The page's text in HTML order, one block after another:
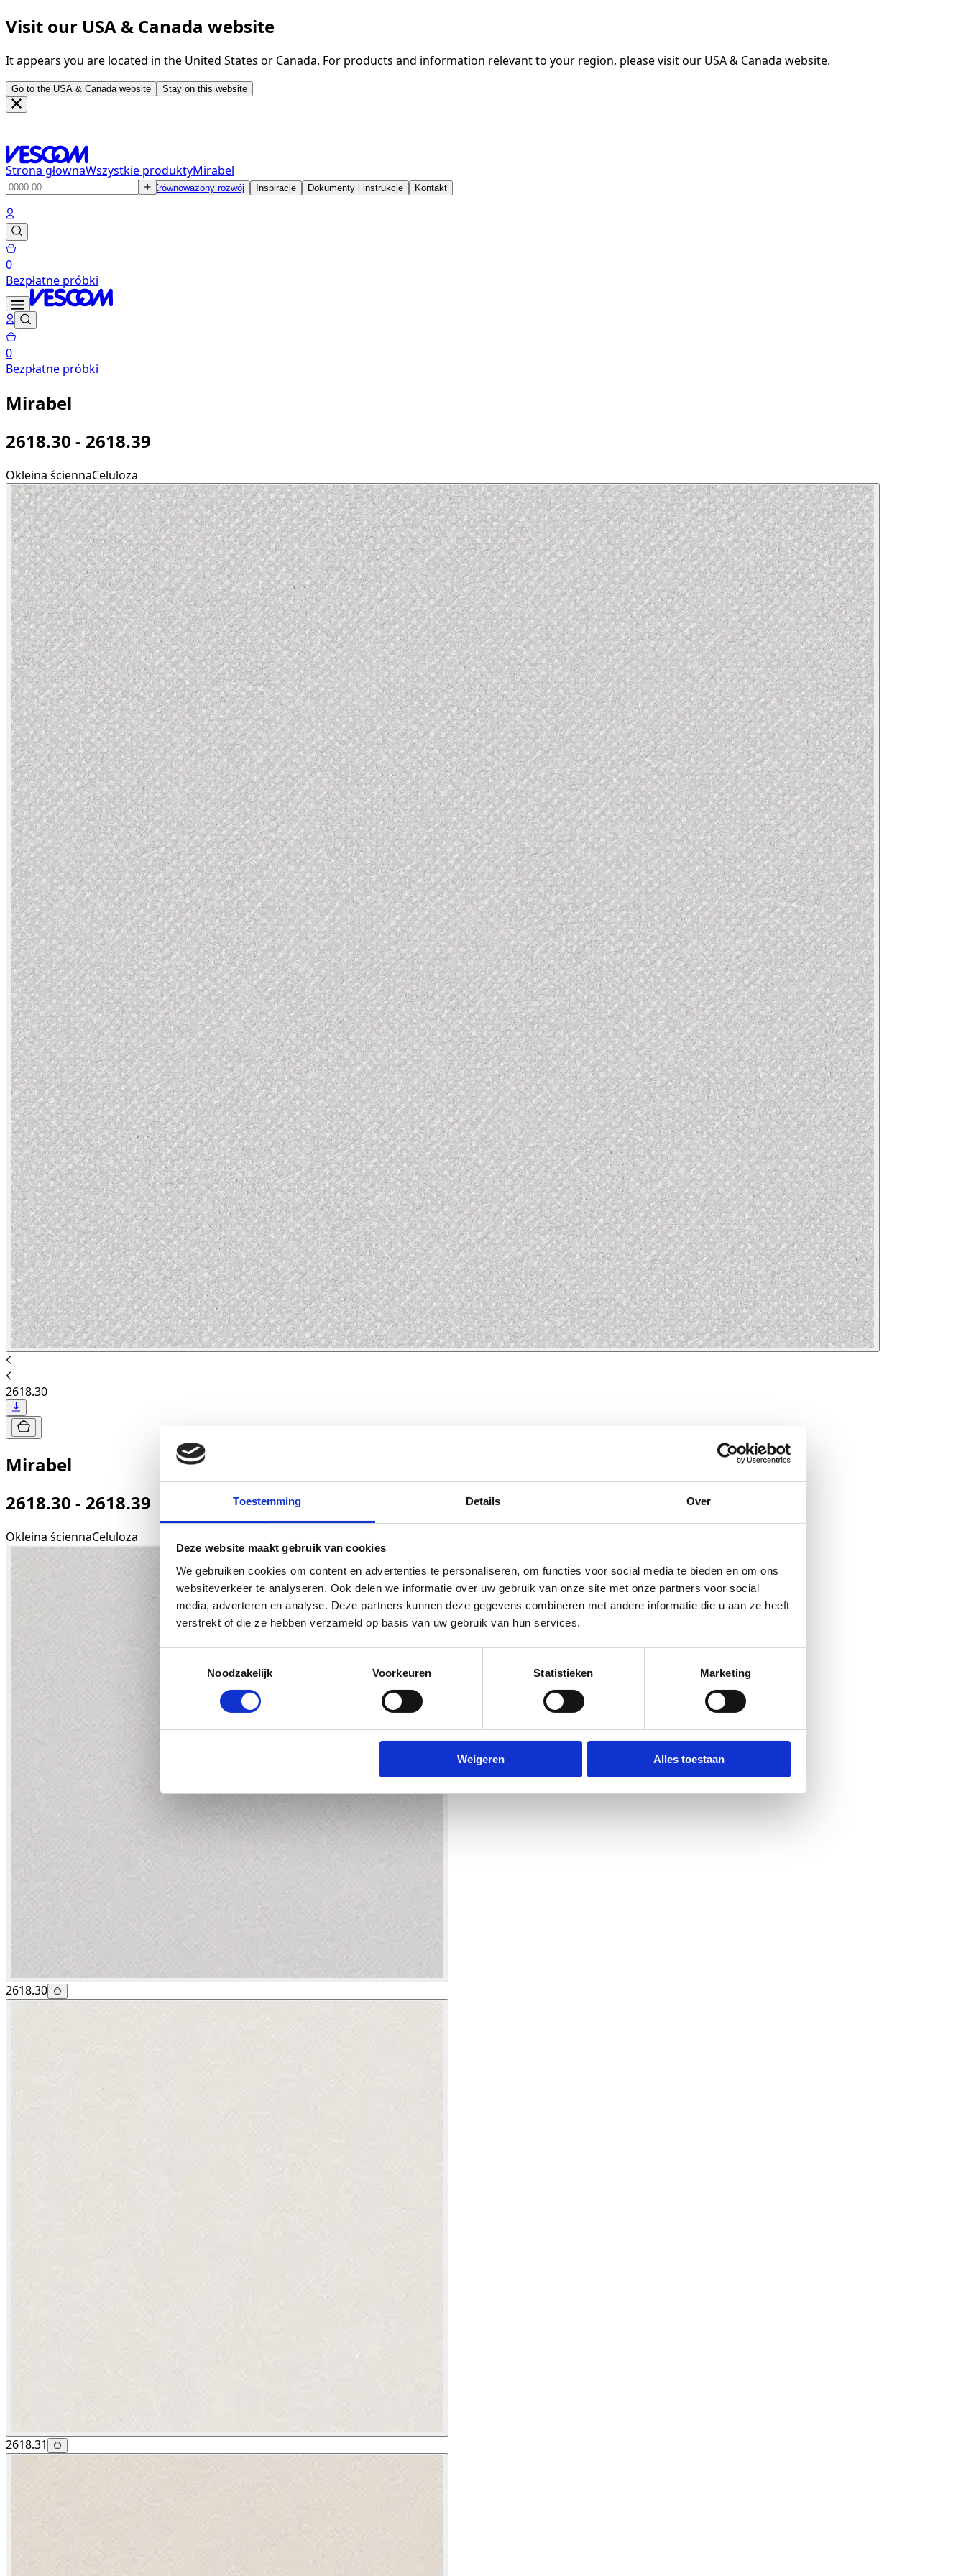
Toestemming Details Over
Deze website maakt gebruik van cookies
We gebruiken cookies om content en advertenties te personaliseren, om functies voor social media te bieden en om ons
websiteverkeer te analyseren. Ook delen we informatie over uw gebruik van onze site met onze partners voor social
media, adverteren en analyse. Deze partners kunnen deze gegevens combineren met andere informatie die u aan ze heeft
verstrekt of die ze hebben verzameld op basis van uw gebruik van hun services.
Noodzakelijk
Voorkeuren Statistieken Marketing
Weigeren Alles toestaan
Visit our USA & Canada website
It appears you are located in the United States or Canada. For products and information relevant to your region, please visit our USA & Canada website.
Go to the USA & Canada website Stay on this website
Strona głownaWszystkie produktyMirabel
Produkty Zrównoważony rozwój Inspiracje Dokumenty i instrukcje Kontakt
0
Bezpłatne próbki
0
Bezpłatne próbki
Mirabel
2618.30 - 2618.39
Okleina ściennaCeluloza
2618.30
Mirabel
2618.30 - 2618.39
Okleina ściennaCeluloza
2618.30
2618.31